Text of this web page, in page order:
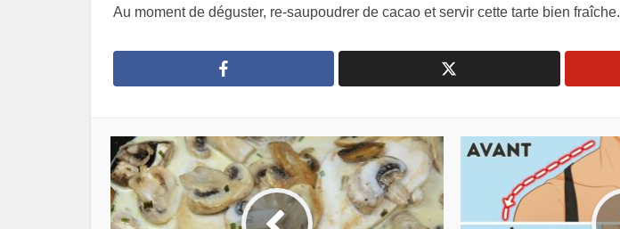
Au moment de déguster, re-saupoudrer de cacao et servir cette tarte bien fraîche.